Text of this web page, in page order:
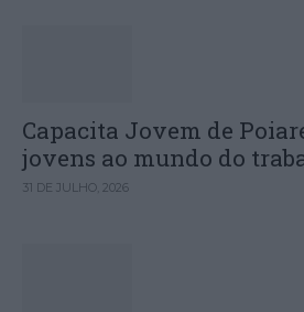
Capacita Jovem de
jovens ao mundo do
31 DE JULHO, 2026